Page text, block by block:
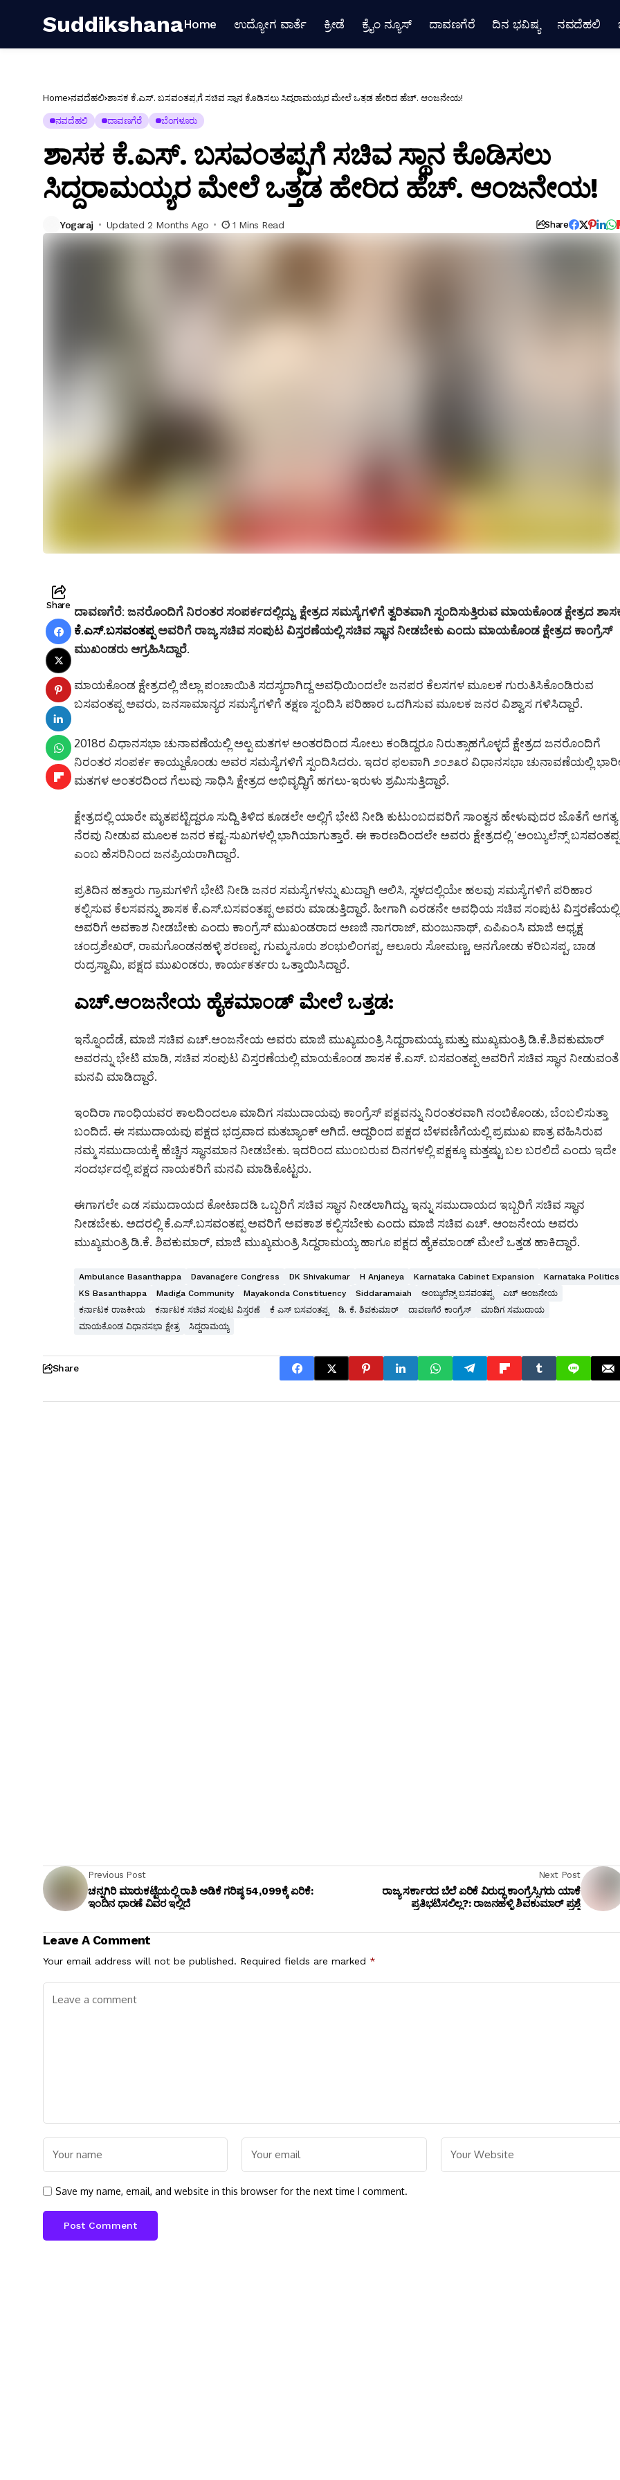
SuddikshanaHome ಉದ್ಯೋಗ ವಾರ್ತೆ ಕ್ರೀಡೆ ಕ್ರೈಂ ನ್ಯೂಸ್ ದಾವಣಗೆರೆ ದಿನ ಭವಿಷ್ಯ ನವದೆಹಲಿ
Home ನವದೆಹಲಿ ಶಾಸಕ ಕೆ.ಎಸ್. ಬಸವಂತಪ್ಪಗೆ ಸಚಿವ ಸ್ಥಾನ ಕೊಡಿಸಲು ಸಿದ್ದರಾಮಯ್ಯರ ಮೇಲೆ ಒತ್ತಡ ಹೇರಿದ ಹೆಚ್. ಆಂಜನೇಯ!
ನವದೆಹಲಿ ದಾವಣಗೆರೆ ಬೆಂಗಳೂರು
ಶಾಸಕ ಕೆ.ಎಸ್. ಬಸವಂತಪ್ಪಗೆ ಸಚಿವ ಸ್ಥಾನ ಕೊಡಿಸಲು
ಸಿದ್ದರಾಮಯ್ಯರ ಮೇಲೆ ಒತ್ತಡ ಹೇರಿದ ಹೆಚ್. ಆಂಜನೇಯ!
Yogaraj Updated 2 Months Ago 1 Mins Read Share
Share ದಾವಣಗೆರೆ: ಜನರೊಂದಿಗೆ ನಿರಂತರ ಸಂಪರ್ಕದಲ್ಲಿದ್ದು, ಕ್ಷೇತ್ರದ ಸಮಸ್ಯೆಗಳಿಗೆ ತ್ವರಿತವಾಗಿ ಸ್ಪಂದಿಸುತ್ತಿರುವ ಮಾಯಕೊಂಡ ಕ್ಷೇತ್ರದ
ಕೆ.ಎಸ್.ಬಸವಂತಪ್ಪಅವರಿಗೆ ರಾಜ್ಯ ಸಚಿವ ಸಂಪುಟ ವಿಸ್ತರಣೆಯಲ್ಲಿ ಸಚಿವ ಸ್ಥಾನ ನೀಡಬೇಕು ಎಂದು ಮಾಯಕೊಂಡ ಕ್ಷೇತ್ರದ ಕಾಂಗ್ರೆಸ್
ಮುಖಂಡರು ಆಗ್ರಹಿಸಿದ್ದಾರೆ.
ಮಾಯಕೊಂಡ ಕ್ಷೇತ್ರದಲ್ಲಿ ಜಿಲ್ಲಾ ಪಂಚಾಯಿತಿ ಸದಸ್ಯರಾಗಿದ್ದ ಅವಧಿಯಿಂದಲೇ ಜನಪರ ಕೆಲಸಗಳ ಮೂಲಕ ಗುರುತಿಸಿಕೊಂಡಿರುವ
ಬಸವಂತಪ್ಪ ಅವರು, ಜನಸಾಮಾನ್ಯರ ಸಮಸ್ಯೆಗಳಿಗೆ ತಕ್ಷಣ ಸ್ಪಂದಿಸಿ ಪರಿಹಾರ ಒದಗಿಸುವ ಮೂಲಕ ಜನರ ವಿಶ್ವಾಸ ಗಳಿಸಿದ್ದಾರೆ.
2018ರ ವಿಧಾನಸಭಾ ಚುನಾವಣೆಯಲ್ಲಿ ಅಲ್ಪ ಮತಗಳ ಅಂತರದಿಂದ ಸೋಲು ಕಂಡಿದ್ದರೂ ನಿರುತ್ಸಾಹಗೊಳ್ಳದೆ ಕ್ಷೇತ್ರದ ಜನರೊಂದಿಗೆ
ನಿರಂತರ ಸಂಪರ್ಕ ಕಾಯ್ದುಕೊಂಡು ಅವರ ಸಮಸ್ಯೆಗಳಿಗೆ ಸ್ಪಂದಿಸಿದರು. ಇದರ ಫಲವಾಗಿ ೨೦೨೩ರ ವಿಧಾನಸಭಾ ಚುನಾವಣೆಯಲ್ಲಿ
ಮತಗಳ ಅಂತರದಿಂದ ಗೆಲುವು ಸಾಧಿಸಿ ಕ್ಷೇತ್ರದ ಅಭಿವೃದ್ಧಿಗೆ ಹಗಲು-ಇರುಳು ಶ್ರಮಿಸುತ್ತಿದ್ದಾರೆ.
ಕ್ಷೇತ್ರದಲ್ಲಿ ಯಾರೇ ಮೃತಪಟ್ಟಿದ್ದರೂ ಸುದ್ದಿ ತಿಳಿದ ಕೂಡಲೇ ಅಲ್ಲಿಗೆ ಭೇಟಿ ನೀಡಿ ಕುಟುಂಬದವರಿಗೆ ಸಾಂತ್ವನ ಹೇಳುವುದರ ಜೊತೆಗೆ ಅಗತ್ಯ
ನೆರವು ನೀಡುವ ಮೂಲಕ ಜನರ ಕಷ್ಟ-ಸುಖಗಳಲ್ಲಿ ಭಾಗಿಯಾಗುತ್ತಾರೆ. ಈ ಕಾರಣದಿಂದಲೇ ಅವರು ಕ್ಷೇತ್ರದಲ್ಲಿ ‘ಅಂಬ್ಯುಲೆನ್ಸ್
ಎಂಬ ಹೆಸರಿನಿಂದ ಜನಪ್ರಿಯರಾಗಿದ್ದಾರೆ.
ಪ್ರತಿದಿನ ಹತ್ತಾರು ಗ್ರಾಮಗಳಿಗೆ ಭೇಟಿ ನೀಡಿ ಜನರ ಸಮಸ್ಯೆಗಳನ್ನು ಖುದ್ದಾಗಿ ಆಲಿಸಿ, ಸ್ಥಳದಲ್ಲಿಯೇ ಹಲವು ಸಮಸ್ಯೆಗಳಿಗೆ ಪರಿಹಾರ
ಕಲ್ಪಿಸುವ ಕೆಲಸವನ್ನು ಶಾಸಕ ಕೆ.ಎಸ್.ಬಸವಂತಪ್ಪ ಅವರು ಮಾಡುತ್ತಿದ್ದಾರೆ. ಹೀಗಾಗಿ ಎರಡನೇ ಅವಧಿಯ ಸಚಿವ ಸಂಪುಟ ವಿಸ್ತರಣೆಯಲ್ಲಿ
ಅವರಿಗೆ ಅವಕಾಶ ನೀಡಬೇಕು ಎಂದು ಕಾಂಗ್ರೆಸ್ ಮುಖಂಡರಾದ ಅಣಜಿ ನಾಗರಾಜ್, ಮಂಜುನಾಥ್, ಎಪಿಎಂಸಿ ಮಾಜಿ ಅಧ್ಯಕ್ಷ
ಚಂದ್ರಶೇಖರ್, ರಾಮಗೊಂಡನಹಳ್ಳಿ ಶರಣಪ್ಪ, ಗುಮ್ಮನೂರು ಶಂಭುಲಿಂಗಪ್ಪ, ಆಲೂರು ಸೋಮಣ್ಣ, ಆನಗೋಡು ಕರಿಬಸಪ್ಪ, ಬಾಡ
ರುದ್ರಸ್ವಾಮಿ, ಪಕ್ಷದ ಮುಖಂಡರು, ಕಾರ್ಯಕರ್ತರು ಒತ್ತಾಯಿಸಿದ್ದಾರೆ.
ಎಚ್.ಆಂಜನೇಯ ಹೈಕಮಾಂಡ್ ಮೇಲೆ ಒತ್ತಡ:
ಇನ್ನೊಂದೆಡೆ, ಮಾಜಿ ಸಚಿವ ಎಚ್.ಆಂಜನೇಯ ಅವರು ಮಾಜಿ ಮುಖ್ಯಮಂತ್ರಿ ಸಿದ್ದರಾಮಯ್ಯ ಮತ್ತು ಮುಖ್ಯಮಂತ್ರಿ ಡಿ.ಕೆ.ಶಿವಕುಮಾರ್
ಅವರನ್ನು ಭೇಟಿ ಮಾಡಿ, ಸಚಿವ ಸಂಪುಟ ವಿಸ್ತರಣೆಯಲ್ಲಿ ಮಾಯಕೊಂಡ ಶಾಸಕ ಕೆ.ಎಸ್. ಬಸವಂತಪ್ಪ ಅವರಿಗೆ ಸಚಿವ ಸ್ಥಾನ ನೀಡುವಂತೆ
ಮನವಿ ಮಾಡಿದ್ದಾರೆ.
ಇಂದಿರಾ ಗಾಂಧಿಯವರ ಕಾಲದಿಂದಲೂ ಮಾದಿಗ ಸಮುದಾಯವು ಕಾಂಗ್ರೆಸ್ ಪಕ್ಷವನ್ನು ನಿರಂತರವಾಗಿ ನಂಬಿಕೊಂಡು, ಬೆಂಬಲಿಸುತ್ತಾ
ಬಂದಿದೆ. ಈ ಸಮುದಾಯವು ಪಕ್ಷದ ಭದ್ರವಾದ ಮತಬ್ಯಾಂಕ್ ಆಗಿದೆ. ಆದ್ದರಿಂದ ಪಕ್ಷದ ಬೆಳವಣಿಗೆಯಲ್ಲಿ ಪ್ರಮುಖ ಪಾತ್ರ ವಹಿಸಿರುವ
ನಮ್ಮ ಸಮುದಾಯಕ್ಕೆ ಹೆಚ್ಚಿನ ಸ್ಥಾನಮಾನ ನೀಡಬೇಕು. ಇದರಿಂದ ಮುಂಬರುವ ದಿನಗಳಲ್ಲಿ ಪಕ್ಷಕ್ಕೂ ಮತ್ತಷ್ಟು ಬಲ ಬರಲಿದೆ ಎಂದು ಇದೇ
ಸಂದರ್ಭದಲ್ಲಿ ಪಕ್ಷದ ನಾಯಕರಿಗೆ ಮನವಿ ಮಾಡಿಕೊಟ್ಟರು.
ಈಗಾಗಲೇ ಎಡ ಸಮುದಾಯದ ಕೋಟಾದಡಿ ಒಬ್ಬರಿಗೆ ಸಚಿವ ಸ್ಥಾನ ನೀಡಲಾಗಿದ್ದು, ಇನ್ನು ಸಮುದಾಯದ ಇಬ್ಬರಿಗೆ ಸಚಿವ ಸ್ಥಾನ
ನೀಡಬೇಕು. ಅದರಲ್ಲಿ ಕೆ.ಎಸ್.ಬಸವಂತಪ್ಪ ಅವರಿಗೆ ಅವಕಾಶ ಕಲ್ಪಿಸಬೇಕು ಎಂದು ಮಾಜಿ ಸಚಿವ ಎಚ್. ಆಂಜನೇಯ ಅವರು
ಮುಖ್ಯಮಂತ್ರಿ ಡಿ.ಕೆ. ಶಿವಕುಮಾರ್, ಮಾಜಿ ಮುಖ್ಯಮಂತ್ರಿ ಸಿದ್ದರಾಮಯ್ಯ ಹಾಗೂ ಪಕ್ಷದ ಹೈಕಮಾಂಡ್ ಮೇಲೆ ಒತ್ತಡ ಹಾಕಿದ್ದಾರೆ.
Ambulance Basanthappa Davanagere Congress DK Shivakumar H Anjaneya Karnataka Cabinet Expansion
Karnataka Politics
KS Basanthappa
Madiga Community Mayakonda Constituency Siddaramaiah ಅಂಬ್ಯುಲೆನ್ಸ್ ಬಸವಂತಪ್ಪ
ಎಚ್ ಆಂಜನೇಯ
ಕರ್ನಾಟಕ ರಾಜಕೀಯ
ಕರ್ನಾಟಕ ಸಚಿವ ಸಂಪುಟ ವಿಸ್ತರಣೆ ಕೆ ಎಸ್ ಬಸವಂತಪ್ಪ ಡಿ. ಕೆ. ಶಿವಕುಮಾರ್ ದಾವಣಗೆರೆ ಕಾಂಗ್ರೆಸ್
ಮಾದಿಗ ಸಮುದಾಯ
ಮಾಯಕೊಂಡ ವಿಧಾನಸಭಾ ಕ್ಷೇತ್ರ
ಸಿದ್ದರಾಮಯ್ಯ
Share
Previous Post
ಚನ್ನಗಿರಿ ಮಾರುಕಟ್ಟೆಯಲ್ಲಿ ರಾಶಿ ಅಡಿಕೆ ಗರಿಷ್ಠ ₹54,099ಕ್ಕೆ ಏರಿಕೆ:
ಇಂದಿನ ಧಾರಣೆ ವಿವರ ಇಲ್ಲಿದೆ
Next Post
ರಾಜ್ಯ ಸರ್ಕಾರದ ಬೆಲೆ ಏರಿಕೆ ವಿರುದ್ಧ ಕಾಂಗ್ರೆಸ್ಸಿಗರು ಯಾಕೆ
ಪ್ರತಿಭಟಿಸಲಿಲ್ಲ?: ರಾಜನಹಳ್ಳಿ ಶಿವಕುಮಾರ್ ಪ್ರಶ್ನೆ
Leave A Comment
Your email address will not be published. Required fields are marked *
Save my name, email, and website in this browser for the next time I comment.